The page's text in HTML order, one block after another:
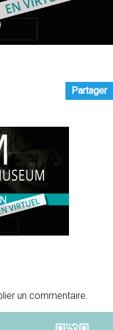
Partager
un commentaire.